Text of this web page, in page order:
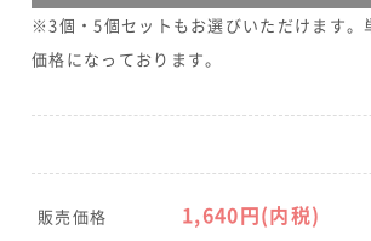
※3個・5個セットもお選びいただけます。
価格になっております。
販売価格 1,640円(内税)